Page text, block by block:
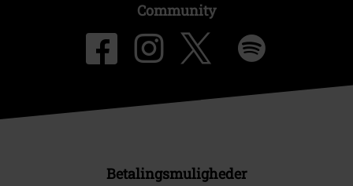
Community
Betalingsmuligheder